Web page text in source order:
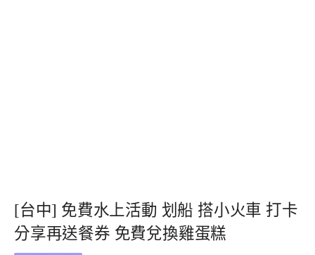
[台中] 免費水上活動 划船 搭小火車 打卡
分享再送餐券 免費兌換雞蛋糕